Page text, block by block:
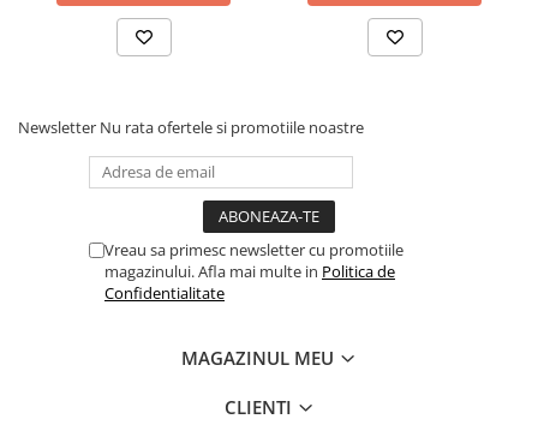
Newsletter Nu rata ofertele si promotiile noastre
Vreau sa primesc newsletter cu promotiile
magazinului. Afla mai multe in Politica de
Confidentialitate
MAGAZINUL MEU
CLIENTI